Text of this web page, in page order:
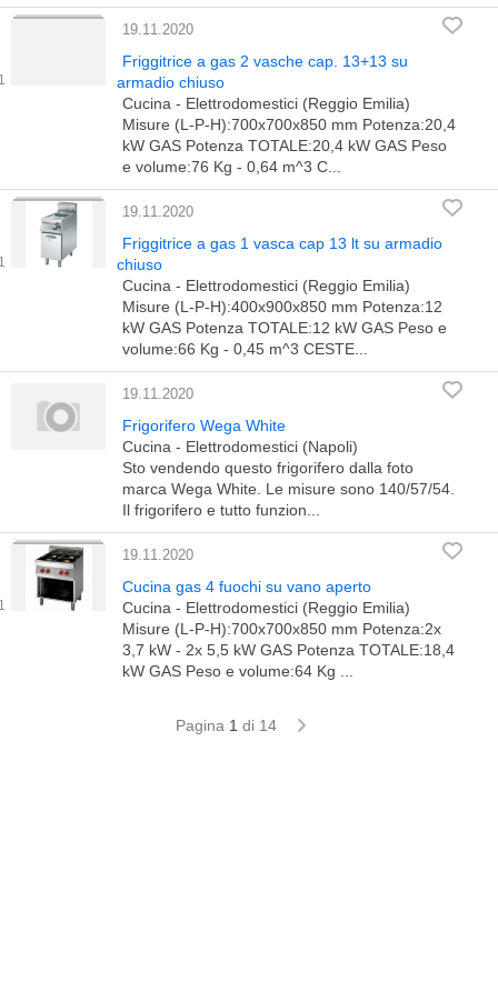
19.11.2020
Friggitrice a gas 2 vasche cap. 13+13 su
armadio chiuso
Cucina - Elettrodomestici (Reggio Emilia)
Misure (L-P-H):700x700x850 mm Potenza:20,4
kW GAS Potenza TOTALE:20,4 kW GAS Peso
e volume:76 Kg - 0,64 m^3 C...
19.11.2020
Friggitrice a gas 1 vasca cap 13 lt su armadio
chiuso
Cucina - Elettrodomestici (Reggio Emilia)
Misure (L-P-H):400x900x850 mm Potenza:12
kW GAS Potenza TOTALE:12 kW GAS Peso e
volume:66 Kg - 0,45 m^3 CESTE...
19.11.2020
Frigorifero Wega White
Cucina - Elettrodomestici (Napoli)
Sto vendendo questo frigorifero dalla foto
marca Wega White. Le misure sono 140/57/54.
Il frigorifero e tutto funzion...
19.11.2020
Cucina gas 4 fuochi su vano aperto
Cucina - Elettrodomestici (Reggio Emilia)
Misure (L-P-H):700x700x850 mm Potenza:2x
3,7 kW - 2x 5,5 kW GAS Potenza TOTALE:18,4
kW GAS Peso e volume:64 Kg ...
Pagina 1 di 14